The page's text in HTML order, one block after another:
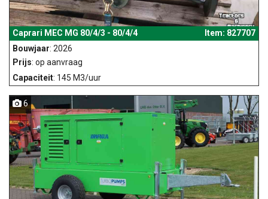
Caprari MEC MG 80/4/3 - 80/4/4
Item: 827707
Bouwjaar: 2026
Prijs: op aanvraag
Capaciteit: 145 M3/uur
6